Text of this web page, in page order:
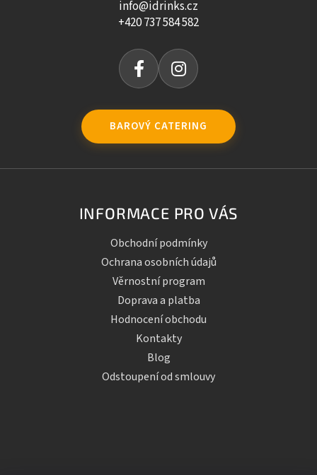
info@idrinks.cz
+420 737 584 582
BAROVÝ CATERING
INFORMACE PRO VÁS
Obchodní podmínky
Ochrana osobních údajů
Věrnostní program
Doprava a platba
Hodnocení obchodu
Kontakty
Blog
Odstoupení od smlouvy